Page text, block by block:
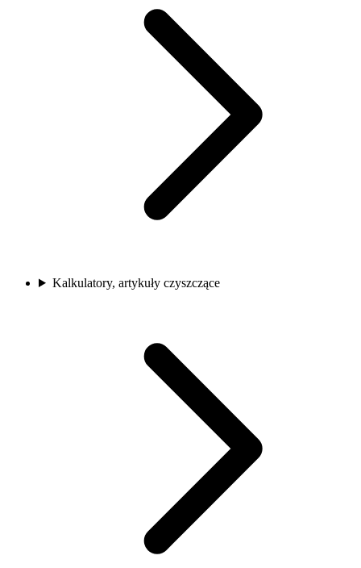
Kalkulatory, artykuły czyszczące